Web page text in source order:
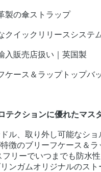
製の傘ストラップ
クイックリリースシステ
入販売店扱い｜英国製
ケース＆ラップトップバッ
テクションに優れたマス
ル、取り外し可能なシ
徴のブリーフケース＆ラ
フリーでいつまでも防水
ンガムオリジナルのスト